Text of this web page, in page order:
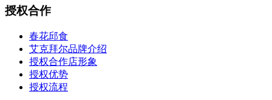
授权合作
春花邱食
艾克拜尔品牌介绍
授权合作店形象
授权优势
授权流程